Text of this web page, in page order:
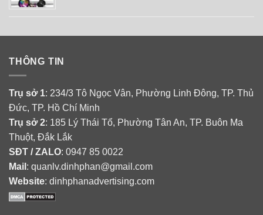
THÔNG TIN
Trụ sở 1: 234/3 Tô Ngọc Vân, Phường Linh Đông, TP. Thủ
Đức, TP. Hồ Chí Minh
Trụ sở 2: 185 Lý Thái Tổ, Phường Tân An, TP. Buôn Ma
Thuột, Đắk Lắk
SĐT / ZALO: 0947 85 0022
Mail : quanlv.dinhphan@gmail.com
Website: dinhphanadvertising.com